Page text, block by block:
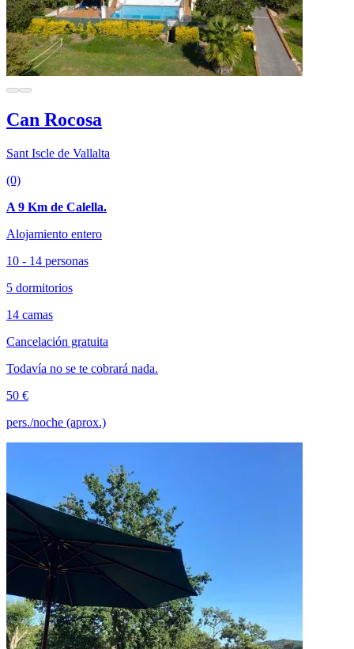
Can Rocosa
Sant Iscle de Vallalta
(0)
A 9 Km de Calella.
Alojamiento entero
10 - 14 personas
5 dormitorios
14 camas
Cancelación gratuita
Todavía no se te cobrará nada.
50 €
pers./noche (aprox.)